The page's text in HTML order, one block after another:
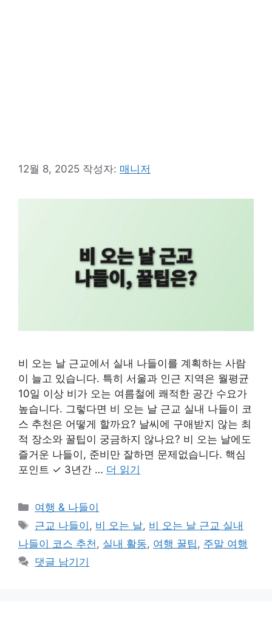
12월 8, 2025 작성자: 매니저
비 오는 날 근교에서 실내 나들이를 계획하는 사람
이 늘고 있습니다. 특히 서울과 인근 지역은 월평균
10일 이상 비가 오는 여름철에 쾌적한 공간 수요가
높습니다. 그렇다면 비 오는 날 근교 실내 나들이 코
스 추천은 어떻게 할까요? 날씨에 구애받지 않는 최
적 장소와 꿀팁이 궁금하지 않나요? 비 오는 날에도
즐거운 나들이, 준비만 잘하면 문제없습니다. 핵심
포인트 ✓ 3년간 … 더 읽기
카
테
리
여행 & 나들이
태
그
근교 나들이 , 비 오는 날, 비 오는 날 근교 실내
나들이 코스 추천, 실내 활동, 여행 꿀팁, 주말 여행
댓글 남기기